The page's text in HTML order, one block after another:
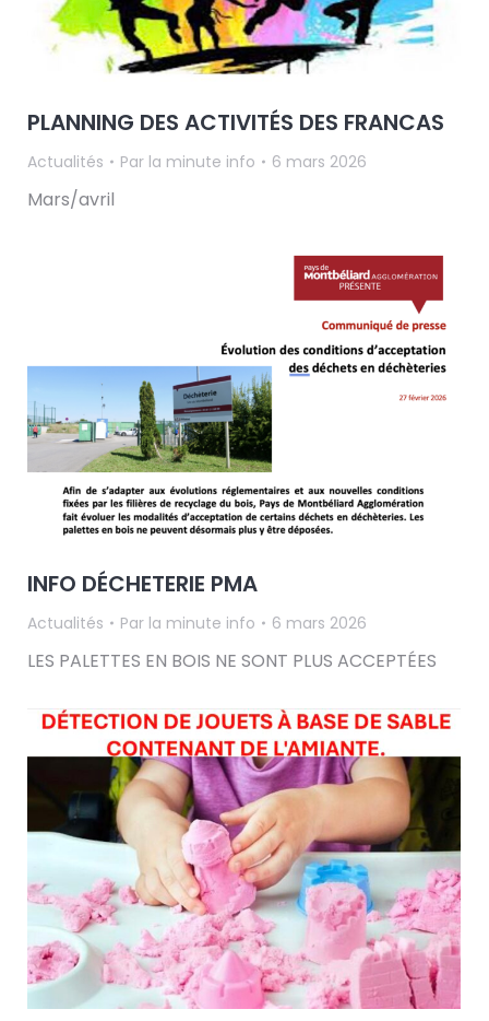
PLANNING DES ACTIVITÉS DES FRANCAS
Actualités Par la minute info 6 mars 2026
Mars/avril
INFO DÉCHETERIE PMA
Actualités Par la minute info 6 mars 2026
LES PALETTES EN BOIS NE SONT PLUS ACCEPTÉES